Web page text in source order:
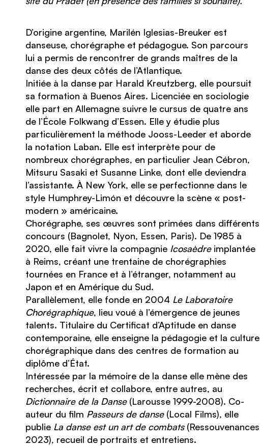
D’origine argentine, Marilén Iglesias-Breuker est
danseuse, chorégraphe et pédagogue. Son parcours
lui a permis de rencontrer de grands maîtres de la
danse des deux côtés de l’Atlantique.
Initiée à la danse par Harald Kreutzberg, elle poursuit
sa formation à Buenos Aires. Licenciée en sociologie
elle part en Allemagne suivre le cursus de quatre ans
de l’École Folkwang d’Essen. Elle y étudie plus
particulièrement la méthode Jooss-Leeder et aborde
la notation Laban. Elle est interprète pour de
nombreux chorégraphes, en particulier Jean Cébron,
Mitsuru Sasaki et Susanne Linke, dont elle deviendra
l’assistante. À New York, elle se perfectionne dans le
style Humphrey-Limón et découvre la scène « post-
modern » américaine.
Chorégraphe, ses œuvres sont primées dans différents
concours (Bagnolet, Nyon, Essen, Paris). De 1985 à
2020, elle fait vivre la compagnie Icosaèdre implantée
à Reims, créant une trentaine de chorégraphies
tournées en France et à l’étranger, notamment au
Japon et en Amérique du Sud.
Parallèlement, elle fonde en 2004 Le Laboratoire
Chorégraphique, lieu voué à l’émergence de jeunes
talents. Titulaire du Certificat d’Aptitude en danse
contemporaine, elle enseigne la pédagogie et la culture
chorégraphique dans des centres de formation au
diplôme d’État.
Intéressée par la mémoire de la danse elle mène des
recherches, écrit et collabore, entre autres, au
Dictionnaire de la Danse(Larousse 1999-2008). Co-
auteur du film Passeurs de danse(Local Films), elle
publie La danse est un art de combats(Ressouvenances
2023), recueil de portraits et entretiens.